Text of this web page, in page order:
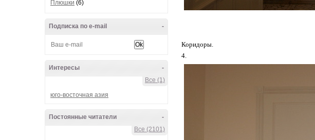
Плюшки (6)
-
Подписка по e-mail
-
Интересы
Все (1)
юго-восточная азия
-
Постоянные читатели
Все (2101)
Коридоры.
4.